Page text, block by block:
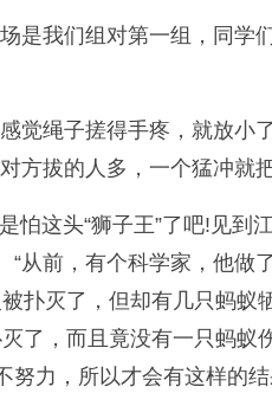
我们组对第一组，同学
觉绳子搓得手疼，就放
拔的人多，一个猛冲就
怕这头“狮子王”了吧!见
从前，有个科学家，他
灭了，但却有几只蚂蚁
，而且竟没有一只蚂蚁
力，所以才会有这样的结